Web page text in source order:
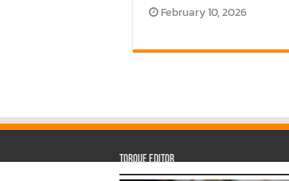
February 10, 2026
Torque Editor